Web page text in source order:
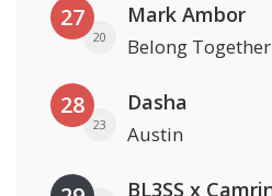
27
20
Mark Ambor
Belong Together
28
23
Dasha
Austin